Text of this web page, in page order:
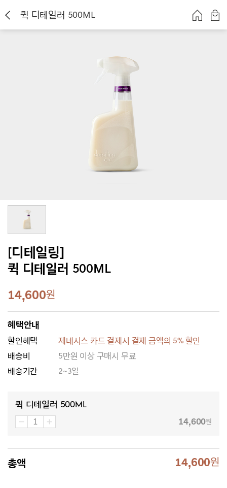
퀵 디테일러 500ML
[디테일링]
퀵 디테일러 500ML
14,600원
혜택안내
할인혜택
제네시스 카드 결제시 결제 금액의 5% 할인
배송비
5만원 이상 구매시 무료
배송기간
2~3일
퀵 디테일러 500ML
14,600원
총액 14,600원